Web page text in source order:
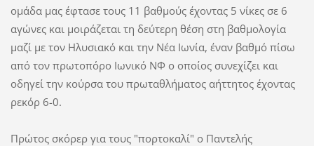
ομάδα μας έφτασε τους 11 βαθμούς έχοντας 5 νίκες σε 6
αγώνες και μοιράζεται τη δεύτερη θέση στη βαθμολογία
μαζί με τον Ηλυσιακό και την Νέα Ιωνία, έναν βαθμό πίσω
από τον πρωτοπόρο Ιωνικό ΝΦ ο οποίος συνεχίζει και
οδηγεί την κούρσα του πρωταθλήματος αήττητος έχοντας
ρεκόρ 6-0.
Πρώτος σκόρερ για τους "πορτοκαλί" ο Παντελής